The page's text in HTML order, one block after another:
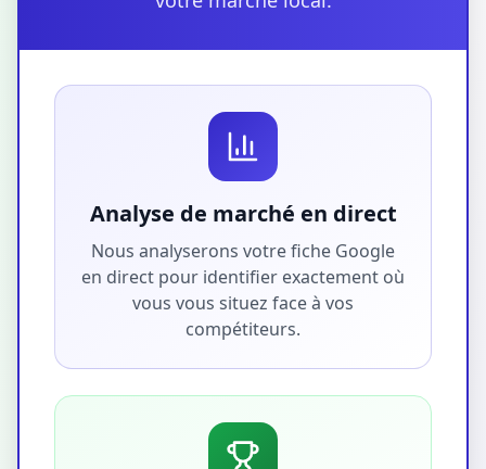
Analyse de marché en direct
Nous analyserons votre fiche Google
en direct pour identifier exactement où
vous vous situez face à vos
compétiteurs.